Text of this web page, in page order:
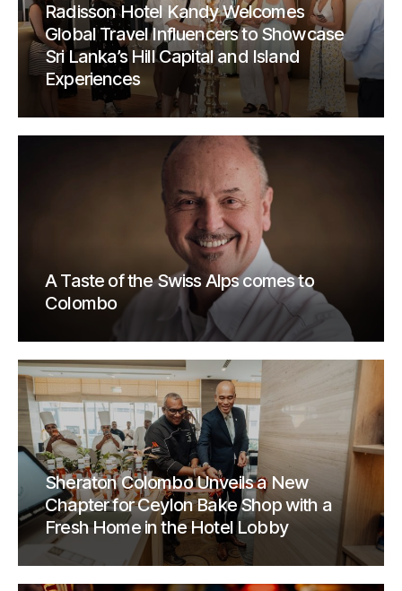
Radisson Hotel Kandy Welcomes
Global Travel Influencers to Showcase
Sri Lanka’s Hill Capital and Island
Experiences
A Taste of the Swiss Alps comes to
Colombo
Sheraton Colombo Unveils a New
Chapter for Ceylon Bake Shop with a
Fresh Home in the Hotel Lobby